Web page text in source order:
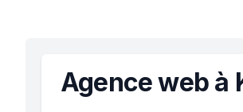
Agence web à